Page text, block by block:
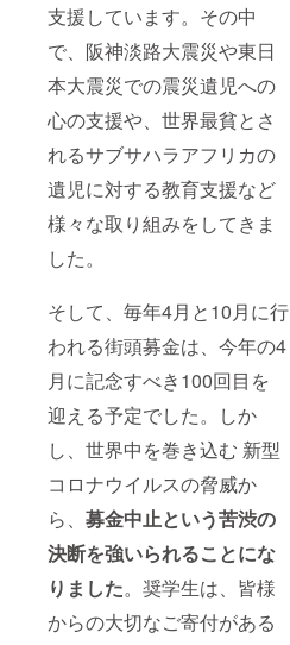
支援しています。その中
で、阪神淡路大震災や東日
本大震災での震災遺児への
心の支援や、世界最貧とさ
れるサブサハラアフリカの
遺児に対する教育支援など
様々な取り組みをしてきま
した。
そして、毎年4月と10月に行
われる街頭募金は、今年の4
月に記念すべき100回目を
迎える予定でした。しか
し、世界中を巻き込む 新型
コロナウイルスの脅威か
ら、 募金中止という苦渋の
決断を強いられることにな
りました。奨学生は、皆様
からの大切なご寄付がある